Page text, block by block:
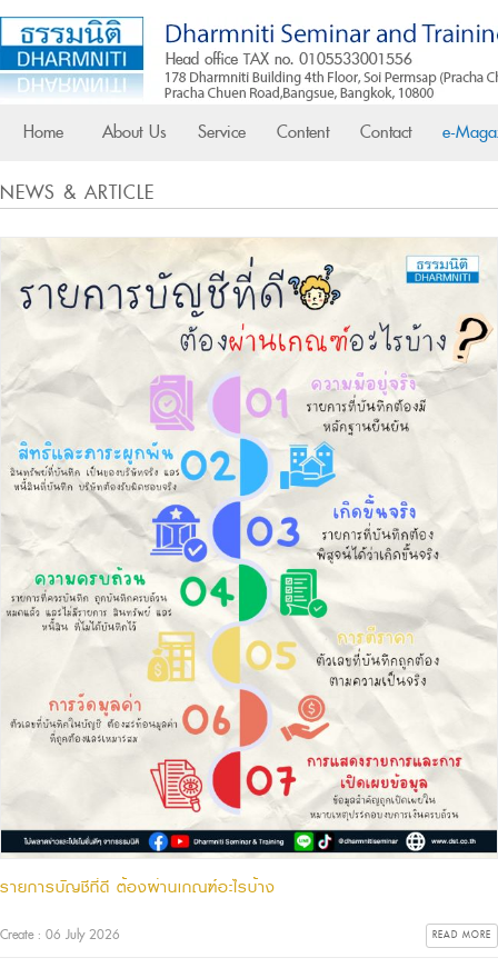
Home About Us Service Content Contact e-
NEWS & ARTICLE
รายการบัญชีที่ดี ต้องผ่านเกณฑ์อะไรบ้าง
Create : 06 July 2026 READ MORE